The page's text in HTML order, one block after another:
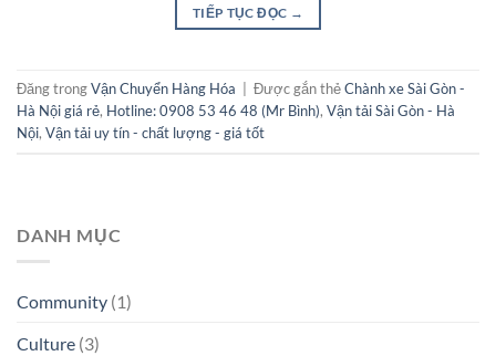
TIẾP TỤC ĐỌC →
Đăng trongVận Chuyển Hàng Hóa Được gắn thẻChành xe Sài Gòn -
Hà Nội giá rẻ, Hotline: 0908 53 46 48 (Mr Bình), Vận tải Sài Gòn - Hà
Nội, Vận tải uy tín - chất lượng - giá tốt
DANH MỤC
Community (1)
Culture (3)